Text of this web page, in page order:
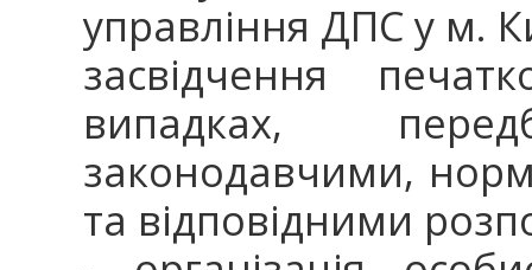
управління ДПС у м.
засвідчення
випадках,
законодавчими,
та відповідними